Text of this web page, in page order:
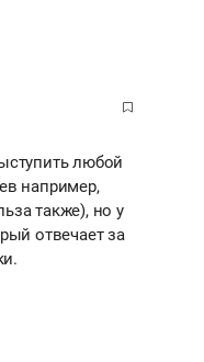
любой
например,
также), но у
отвечает за